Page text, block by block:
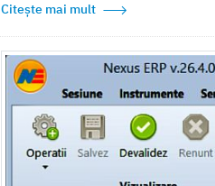
Citește mai mult